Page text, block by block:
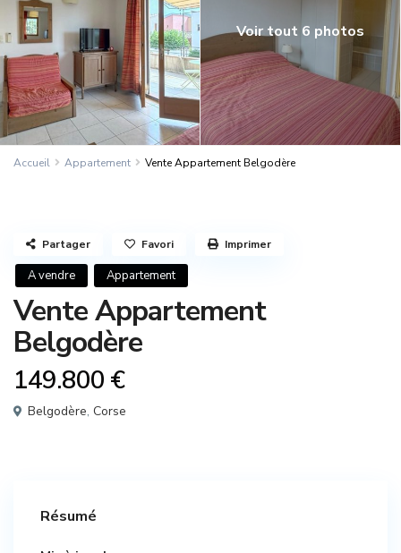
Voir tout 6 photos
Accueil Appartement Vente Appartement Belgodère
A vendre Appartement
Vente Appartement
Belgodère
149.800 €
Belgodère, Corse
Partager Favori Imprimer
Résumé